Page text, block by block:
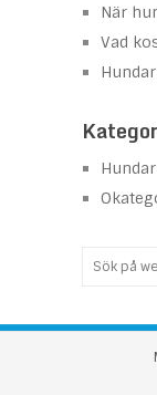
När
Vad
Hundar